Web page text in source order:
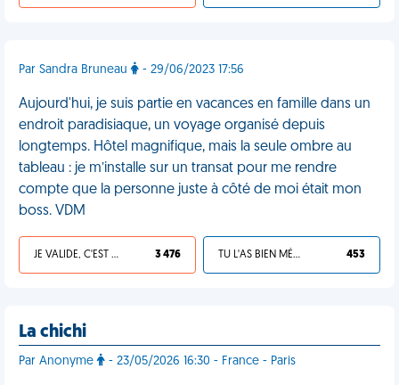
Par Sandra Bruneau - 29/06/2023 17:56
Aujourd'hui, je suis partie en vacances en famille dans un
endroit paradisiaque, un voyage organisé depuis
longtemps. Hôtel magnifique, mais la seule ombre au
tableau : je m’installe sur un transat pour me rendre
compte que la personne juste à côté de moi était mon
boss. VDM
JE VALIDE, C'EST UNE VDM 3 476 TU L'AS BIEN MÉRITÉ 453
La chichi
Par Anonyme - 23/05/2026 16:30 - France - Paris